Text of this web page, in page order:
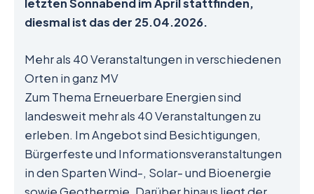
letzten Sonnabend im April stattfinden,
diesmal ist das der 25.04.2026.
Mehr als 40 Veranstaltungen in verschiedenen
Orten in ganz MV
Zum Thema Erneuerbare Energien sind
landesweit mehr als 40 Veranstaltungen zu
erleben. Im Angebot sind Besichtigungen,
Bürgerfeste und Informationsveranstaltungen
in den Sparten Wind-, Solar- und Bioenergie